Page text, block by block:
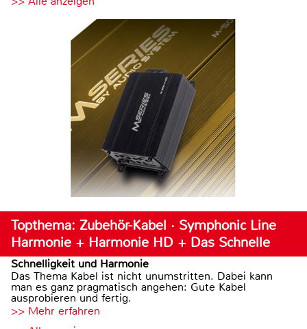
Topthema: Zubehör-Kabel · Symphonic Line
Harmonie + Harmonie HD + Das Schnelle
Schnelligkeit und Harmonie
Das Thema Kabel ist nicht unumstritten. Dabei kann
man es ganz pragmatisch angehen: Gute Kabel
ausprobieren und fertig.
>> Mehr erfahren